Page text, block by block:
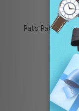
Pato Pato 自然